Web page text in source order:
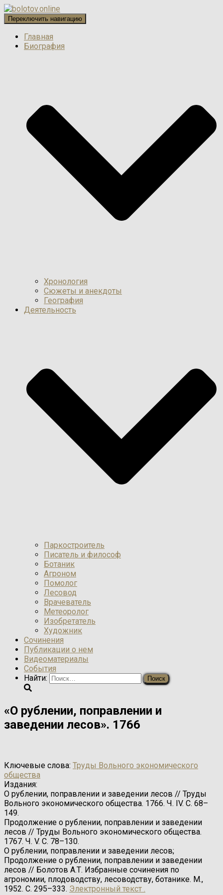
Переключить навигацию
Главная
Биография
Хронология
Сюжеты и анекдоты
География
Деятельность
Паркостроитель
Писатель и философ
Ботаник
Агроном
Помолог
Лесовод
Врачеватель
Метеоролог
Изобретатель
Художник
Сочинения
Публикации о нем
Видеоматериалы
События
Найти:
«О рублении, поправлении и
заведении лесов». 1766
Ключевые слова: Труды Вольного экономического
общества
Издания:
О рублении, поправлении и заведении лесов // Труды
Вольного экономического общества. 1766. Ч. IV. C. 68–
149.
Продолжение о рублении, поправлении и заведении
лесов // Труды Вольного экономического общества.
1767. Ч. V. C. 78–130.
О рублении, поправлении и заведении лесов;
Продолжение о рублении, поправлении и заведении
лесов // Болотов А.Т. Избранные сочинения по
агрономии, плодоводству, лесоводству, ботанике. М.,
1952. С. 295–333. Электронный текст .